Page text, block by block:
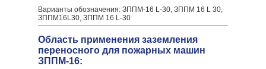
Варианты обозначения: ЗППМ-16 L-30, ЗППМ 16 L 30,
ЗППМ16L30, ЗППМ 16 L-30
Область применения заземления
переносного для пожарных машин
ЗППМ-16: